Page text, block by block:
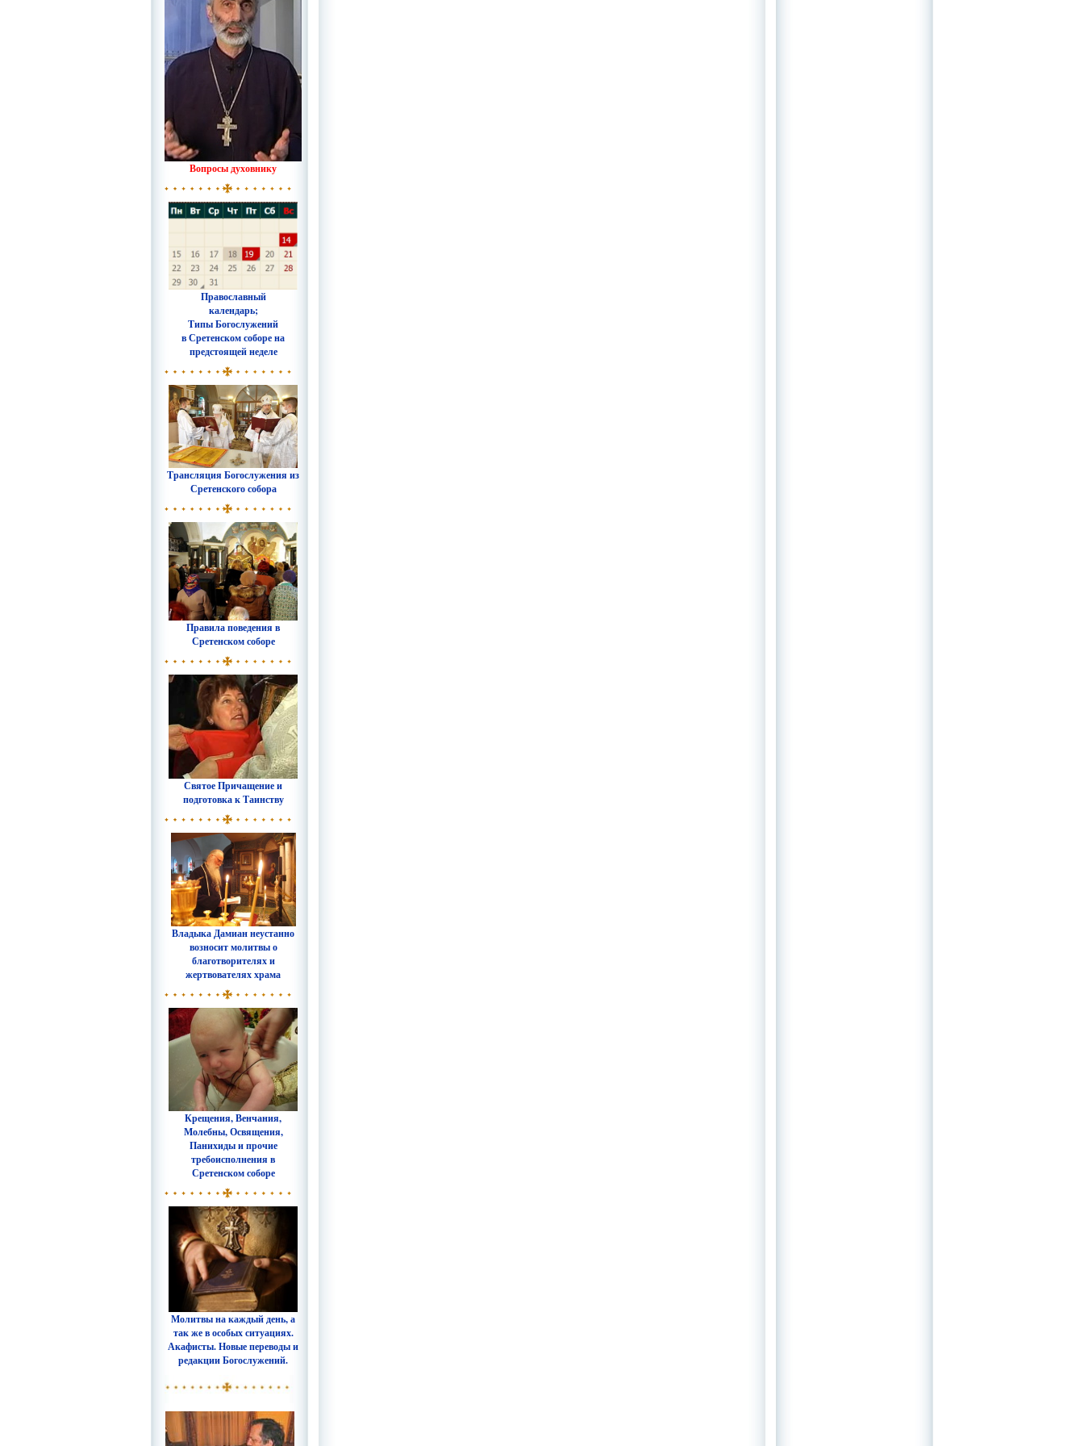
Вопросы духовнику
Православный
календарь;
Типы Богослужений
в Сретенском соборе на
предстоящей неделе
Трансляция Богослужения из
Сретенского собора
Правила поведения в
Сретенском соборе
Святое Причащение и
подготовка к Таинству
Владыка Дамиан неустанно
возносит молитвы о
благотворителях и
жертвователях храма
Крещения, Венчания,
Молебны, Освящения,
Панихиды и прочие
требоисполнения в
Сретенском соборе
Молитвы на каждый день, а
так же в особых ситуациях.
Акафисты. Новые переводы и
редакции Богослужений.